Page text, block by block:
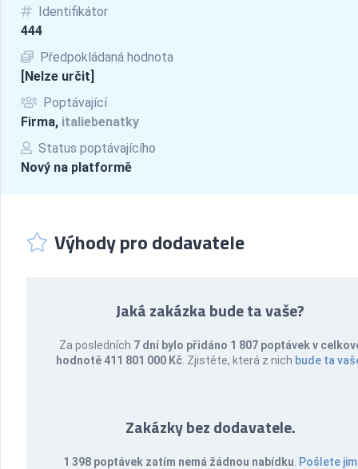
Identifikátor
444
Předpokládaná hodnota
[Nelze určit]
Poptávající
Firma, italiebenatky
Status poptávajícího
Nový na platformě
Výhody pro dodavatele
Jaká zakázka bude ta vaše?
Za posledních 7 dní bylo přidáno 1 807 poptávek v
hodnotě 411 801 000 Kč . Zjistěte, která z nich bude ta
Zakázky bez dodavatele.
1 398 poptávek zatím nemá žádnou nabídku Pošlete jim